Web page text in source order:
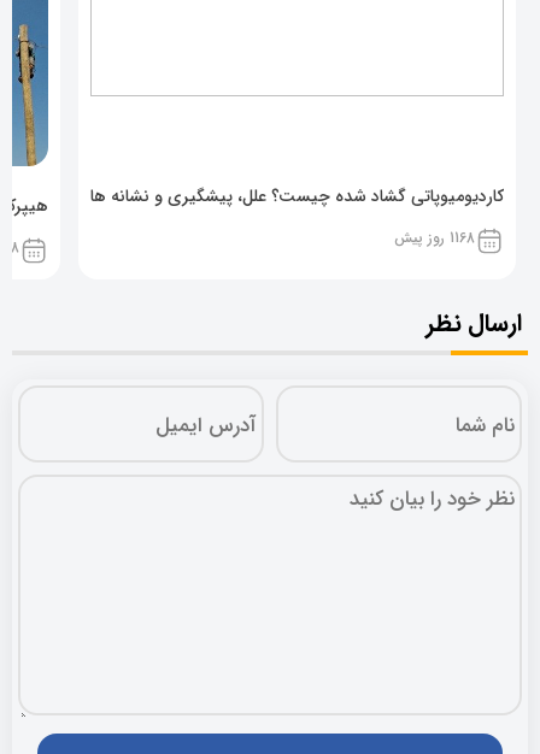
کاردیومیوپاتی گشاد شده چیست؟ علل، پیشگیری و نشانه ها
1168 روز پیش 1168
ارسال نظر